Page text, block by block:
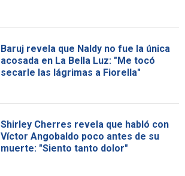
Baruj revela que Naldy no fue la única
acosada en La Bella Luz: "Me tocó
secarle las lágrimas a Fiorella"
Shirley Cherres revela que habló con
Víctor Angobaldo poco antes de su
muerte: "Siento tanto dolor"